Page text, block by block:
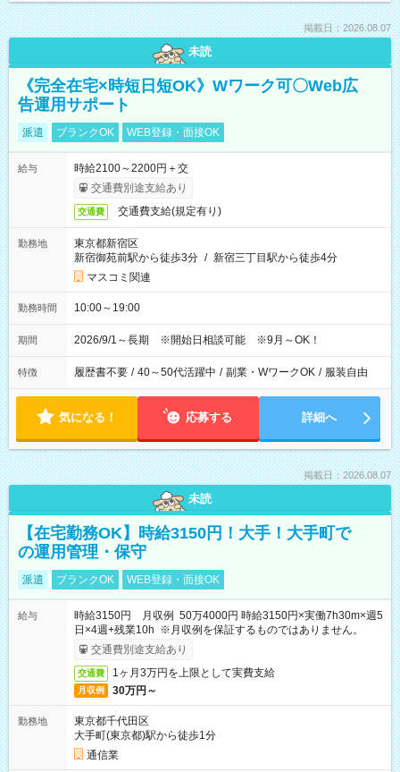
掲載日：2026.08.07
未読
《完全在宅×時短日短OK》Wワーク可〇Web広
告運用サポート
派遣 ブランクOK WEB登録・面接OK
給与
時給2100～2200円＋交
交通費別途支給あり
交通費 交通費支給(規定有り)
勤務地
東京都新宿区
新宿御苑前駅から徒歩3分 / 新宿三丁目駅から徒歩4分
マスコミ関連
勤務時間 10:00～19:00
期間 2026/9/1～長期 ※開始日相談可能 ※9月～OK！
特徴 履歴書不要 / 40～50代活躍中 / 副業・WワークOK / 服装自由
気になる！ 応募する 詳細へ
掲載日：2026.08.07
未読
【在宅勤務OK】時給3150円！大手！大手町で
の運用管理・保守
派遣 ブランクOK WEB登録・面接OK
給与
時給3150円 月収例 50万4000円 時給3150円×実働7h30m×週5
日×4週+残業10h ※月収例を保証するものではありません。
交通費別途支給あり
交通費 1ヶ月3万円を上限として実費支給
月収例 30万円～
勤務地
東京都千代田区
大手町(東京都)駅から徒歩1分
通信業